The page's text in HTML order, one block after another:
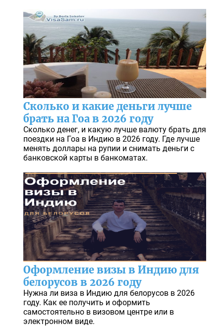
Сколько и какие деньги лучше
брать на Гоа в 2026 году
Сколько денег, и какую лучше валюту брать для
поездки на Гоа в Индию в 2026 году. Где лучше
менять доллары на рупии и снимать деньги с
банковской карты в банкоматах.
Оформление визы в Индию для
белорусов в 2026 году
Нужна ли виза в Индию для белорусов в 2026
году. Как ее получить и оформить
самостоятельно в визовом центре или в
электронном виде.